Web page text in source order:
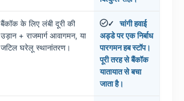
बैंकॉक के लिए लंबी दूरी की
उड़ान + राजमार्ग आवागमन, या
जटिल घरेलू स्थानांतरण।
✓
चांगी हवाई
अड्डे पर एक निर्बाध
पारगमन हब स्टॉप।
पूरी तरह से बैंकॉक
यातायात से बचा
जाता है।